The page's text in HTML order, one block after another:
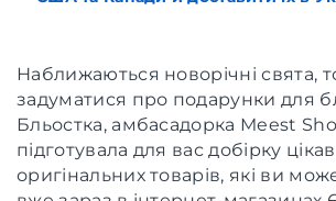
Наближаються новорічні свята,
задуматися про подарунки для
Бльостка, амбасадорка Meest
підготувала для вас добірку
оригінальних товарів, які ви